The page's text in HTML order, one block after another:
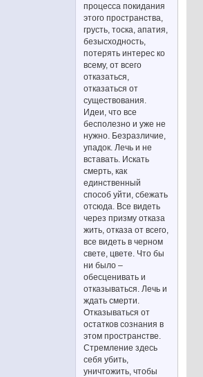
процесса покидания
этого пространства,
грусть, тоска, апатия,
безысходность,
потерять интерес ко
всему, от всего
отказаться,
отказаться от
существования.
Идеи, что все
бесполезно и уже не
нужно. Безразличие,
упадок. Лечь и не
вставать. Искать
смерть, как
единственный
способ уйти, сбежать
отсюда. Все видеть
через призму отказа
жить, отказа от всего,
все видеть в черном
свете, цвете. Что бы
ни было –
обесценивать и
отказываться. Лечь и
ждать смерти.
Отказываться от
остатков сознания в
этом пространстве.
Стремление здесь
себя убить,
уничтожить, чтобы